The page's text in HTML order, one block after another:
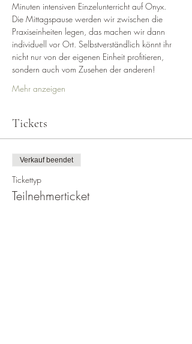
Minuten intensiven Einzelunterricht auf Onyx.
Die Mittagspause werden wir zwischen die
Praxiseinheiten legen, das machen wir dann
individuell vor Ort. Selbstverständlich könnt ihr
nicht nur von der eigenen Einheit profitieren,
sondern auch vom Zusehen der anderen!
Mehr anzeigen
Tickets
Verkauf beendet
Tickettyp
Teilnehmerticket